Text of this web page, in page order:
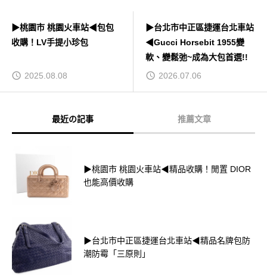
▶桃園市 桃園火車站◀包包
收購！LV手提小珍包
2025.08.08
▶台北市中正區捷運台北車站
◀Gucci Horsebit 1955變
軟、變鬆弛~成為大包首選!!
2026.07.06
最近の記事 推薦文章
▶桃園市 桃園火車站◀精品收購！閒置 DIOR
也能高價收購
▶台北市中正區捷運台北車站◀精品名牌包防
潮防霉「三原則」